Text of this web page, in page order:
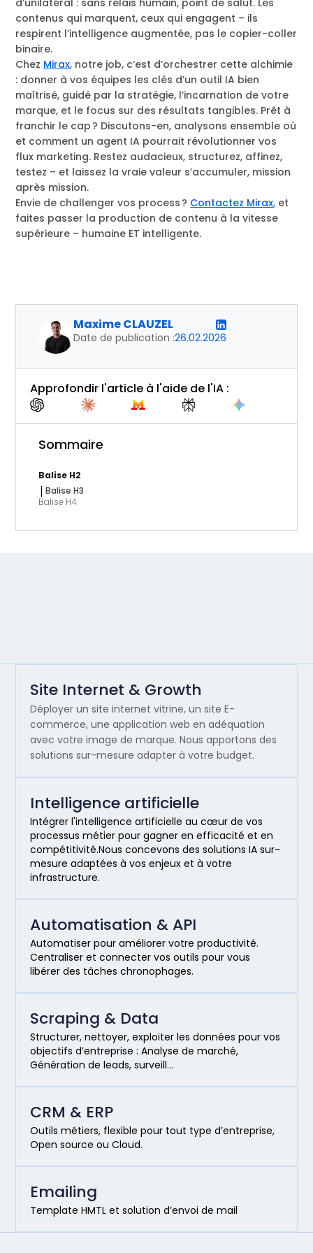
Maxime CLAUZEL
Date de publication :26.02.2026
Approfondir l'article à l'aide de l'IA :
Sommaire
Balise H2
Balise H3
Balise H4
d’unilatéral : sans relais humain, point de salut. Les
contenus qui marquent, ceux qui engagent – ils
respirent l’intelligence augmentée, pas le copier-coller
binaire.
Chez Mirax, notre job, c’est d’orchestrer cette alchimie
: donner à vos équipes les clés d’un outil IA bien
maîtrisé, guidé par la stratégie, l’incarnation de votre
marque, et le focus sur des résultats tangibles. Prêt à
franchir le cap ? Discutons-en, analysons ensemble où
et comment un agent IA pourrait révolutionner vos
flux marketing. Restez audacieux, structurez, affinez,
testez – et laissez la vraie valeur s’accumuler, mission
après mission.
Envie de challenger vos process ? Contactez Mirax, et
faites passer la production de contenu à la vitesse
supérieure – humaine ET intelligente.
Site Internet & Growth
Déployer un site internet vitrine, un site E-
commerce, une application web en adéquation
avec votre image de marque. Nous apportons des
solutions sur-mesure adapter à votre budget.
Emailing
Template HMTL et solution d’envoi de mail
Automatisation & API
Automatiser pour améliorer votre productivité.
Centraliser et connecter vos outils pour vous
libérer des tâches chronophages.
Scraping & Data
Structurer, nettoyer, exploiter les données pour vos
objectifs d’entreprise : Analyse de marché,
Génération de leads, surveill…
CRM & ERP
Outils métiers, flexible pour tout type d’entreprise,
Open source ou Cloud.
Intelligence artificielle
Intégrer l'intelligence artificielle au cœur de vos
processus métier pour gagner en efficacité et en
compétitivité.Nous concevons des solutions IA sur-
mesure adaptées à vos enjeux et à votre
infrastructure.